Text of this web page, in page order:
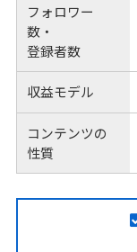
フォロワー
数・
登録者数
収益モデル
コンテンツの
性質